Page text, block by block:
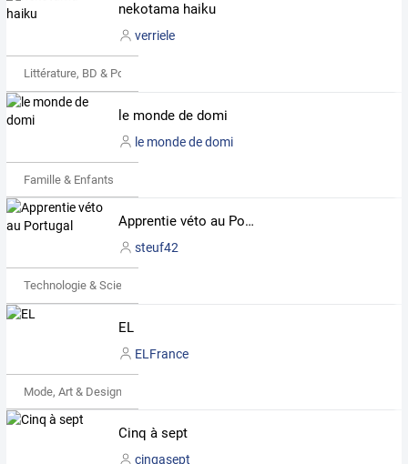
nekotama haiku
verriele
Littérature, BD & Poésie
le monde de domi
le monde de domi
Famille & Enfants
Apprentie véto au Portugal
steuf42
Technologie & Science
EL
ELFrance
Mode, Art & Design
Cinq à sept
cinqasept